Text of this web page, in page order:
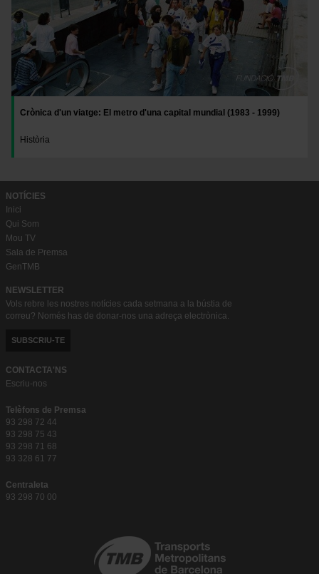
Crònica d'un viatge: El metro d'una capital mundial (1983 - 1999)
Història
NOTÍCIES
Inici
Qui Som
Mou TV
Sala de Premsa
GenTMB
NEWSLETTER
Vols rebre les nostres notícies cada setmana a la bústia de
correu? Només has de donar-nos una adreça electrònica.
SUBSCRIU-TE
CONTACTA'NS
Escriu-nos
Telèfons de Premsa
93 298 72 44
93 298 75 43
93 298 71 68
93 328 61 77
Centraleta
93 298 70 00